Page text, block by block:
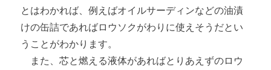
とはわかれば、例えばオイルサーディンなどの油漬
けの缶詰であればロウソクがわりに使えそうだとい
うことがわかります。
また、芯と燃える液体があればとりあえずのロウ